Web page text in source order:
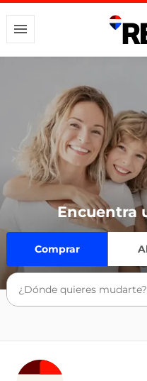
Encuentra
Comprar